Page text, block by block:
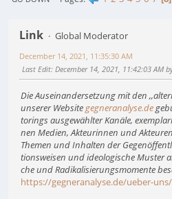
Link
Global Moderator
December 14, 2021, 11:35:30 AM
Last Edit: December 14, 2021, 11:42:03 AM
Die Aus­ein­an­der­set­zung mit den
unserer Websitegegneranalyse.de
to­rings aus­ge­wähl­ter Kanäle,
nen Medien, Akteu­rin­nen und
Themen und Inhal­ten der
ti­ons­wei­sen und ideo­lo­gi­sche Muster
che und Radi­ka­li­sie­rungs­mo­mente
https://gegneranalyse.de/ueber-uns/